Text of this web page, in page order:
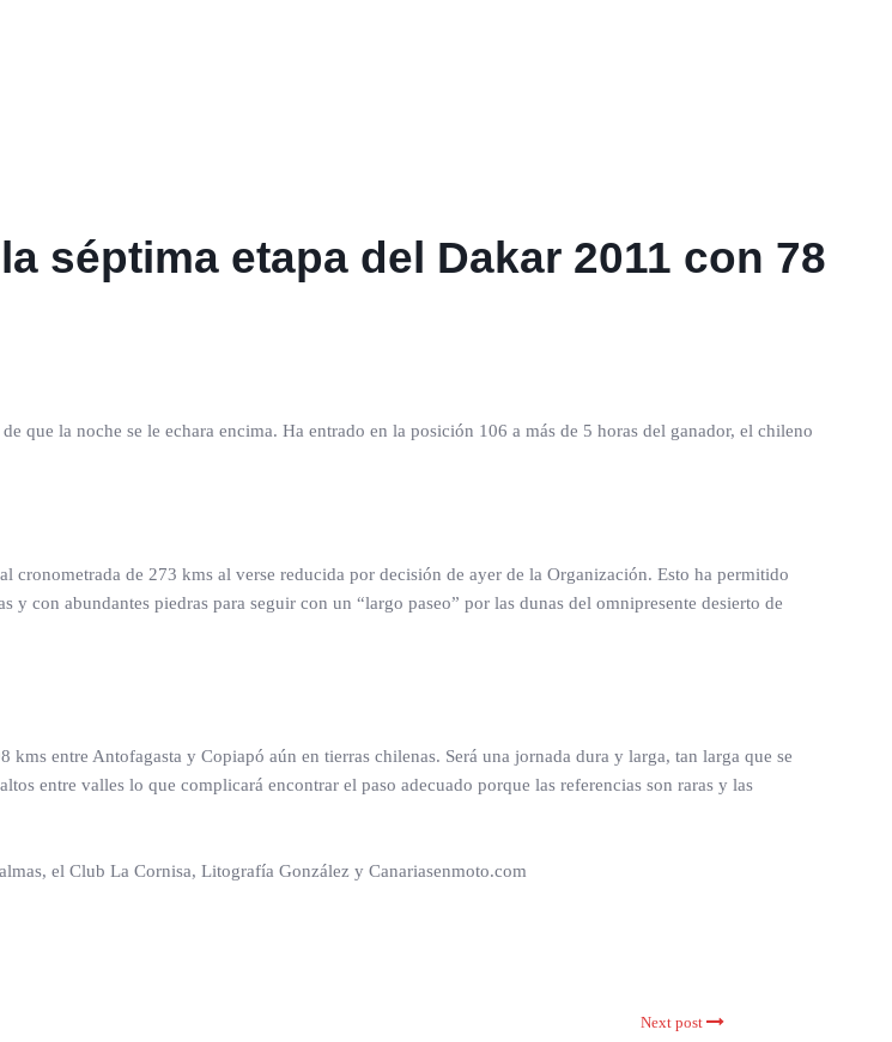
séptima etapa del Dakar 2011 con 78
que la noche se le echara encima. Ha entrado en la posición 106 a más de 5 horas del ganador, el chileno
cronometrada de 273 kms al verse reducida por decisión de ayer de la Organización. Esto ha permitido
con abundantes piedras para seguir con un “largo paseo” por las dunas del omnipresente desierto de
entre Antofagasta y Copiapó aún en tierras chilenas. Será una jornada dura y larga, tan larga que se
entre valles lo que complicará encontrar el paso adecuado porque las referencias son raras y las
el Club La Cornisa, Litografía González y Canariasenmoto.com
Next post